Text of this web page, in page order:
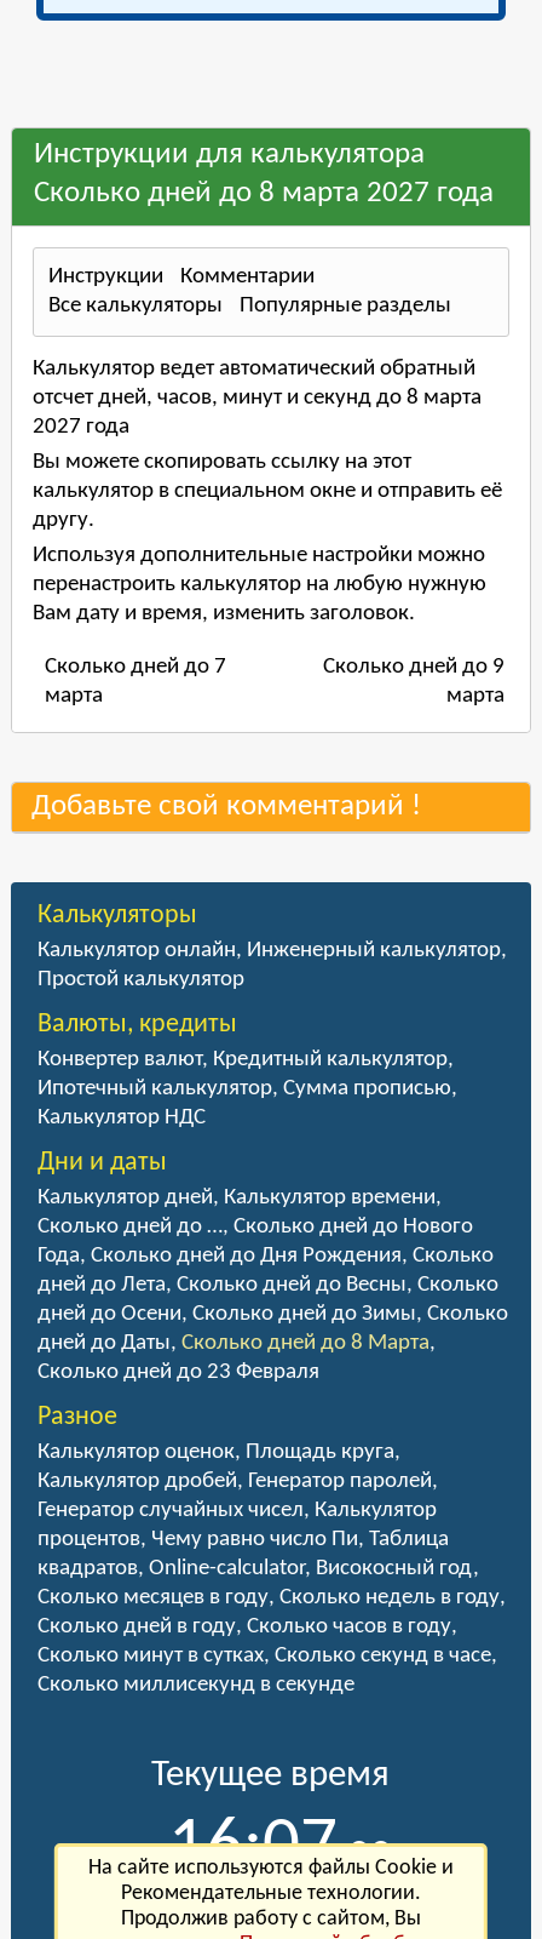
Инструкции для калькулятора
Сколько дней до 8 марта 2027 года
Инструкции
Комментарии
Все калькуляторы
Популярные разделы
Калькулятор ведет автоматический обратный
отсчет дней, часов, минут и секунд до 8 марта
2027 года
Вы можете скопировать ссылку на этот
калькулятор в специальном окне и отправить её
другу.
Используя дополнительные настройки можно
перенастроить калькулятор на любую нужную
Вам дату и время, изменить заголовок.
Сколько дней до 7
марта
Сколько дней до 9
марта
Добавьте свой комментарий !
Калькуляторы
Калькулятор онлайн, Инженерный калькулятор,
Простой калькулятор
Валюты, кредиты
Конвертер валют, Кредитный калькулятор,
Ипотечный калькулятор, Сумма прописью,
Калькулятор НДС
Дни и даты
Калькулятор дней, Калькулятор времени,
Сколько дней до …, Сколько дней до Нового
Года, Сколько дней до Дня Рождения, Сколько
дней до Лета, Сколько дней до Весны, Сколько
дней до Осени, Сколько дней до Зимы, Сколько
дней до Даты, Сколько дней до 8 Марта,
Сколько дней до 23 Февраля
Разное
Калькулятор оценок, Площадь круга,
Калькулятор дробей, Генератор паролей,
Генератор случайных чисел, Калькулятор
процентов, Чему равно число Пи, Таблица
квадратов, Online-calculator, Високосный год,
Сколько месяцев в году, Сколько недель в году,
Сколько дней в году, Сколько часов в году,
Сколько минут в сутках, Сколько секунд в часе,
Сколько миллисекунд в секунде
Текущее время
16:07:00
Сегодня Пятница, 7 августа 2026 года
На сайте используются файлы Cookie и
Рекомендательные технологии.
Продолжив работу с сайтом, Вы